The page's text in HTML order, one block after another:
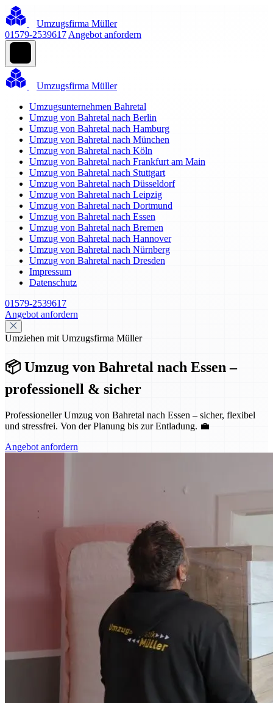
Umzugsfirma Müller
01579-2539617 Angebot anfordern
Umzugsfirma Müller
Umzugsunternehmen Bahretal
Umzug von Bahretal nach Berlin
Umzug von Bahretal nach Hamburg
Umzug von Bahretal nach München
Umzug von Bahretal nach Köln
Umzug von Bahretal nach Frankfurt am Main
Umzug von Bahretal nach Stuttgart
Umzug von Bahretal nach Düsseldorf
Umzug von Bahretal nach Leipzig
Umzug von Bahretal nach Dortmund
Umzug von Bahretal nach Essen
Umzug von Bahretal nach Bremen
Umzug von Bahretal nach Hannover
Umzug von Bahretal nach Nürnberg
Umzug von Bahretal nach Dresden
Impressum
Datenschutz
01579-2539617
Angebot anfordern
Umziehen mit Umzugsfirma Müller
📦 Umzug von Bahretal nach Essen –
professionell & sicher
Professioneller Umzug von Bahretal nach Essen – sicher, flexibel
und stressfrei. Von der Planung bis zur Entladung. 💼
Angebot anfordern